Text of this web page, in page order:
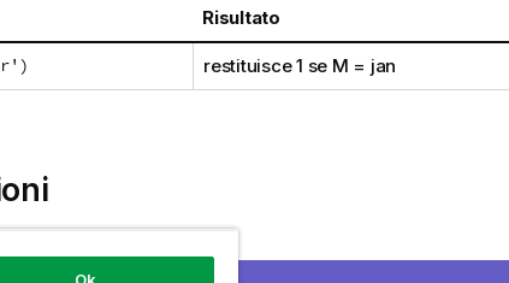
Risultato
restituisce1 se M = jan
del grafico